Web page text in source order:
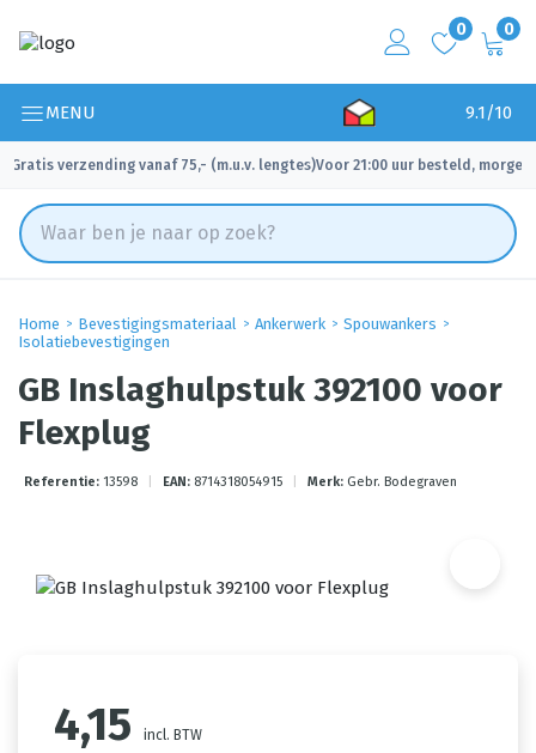
0 0
MENU 9.1/10
Gratis verzending vanaf 75,- (m.u.v. lengtes)
✓ Voor 21:00 uur besteld, morgen
Home Bevestigingsmateriaal Ankerwerk
Spouwankers
Isolatiebevestigingen
GB Inslaghulpstuk 392100 voor
Flexplug
Referentie: 13598 EAN: 8714318054915 Merk: Gebr. Bodegraven
4,15 incl. BTW